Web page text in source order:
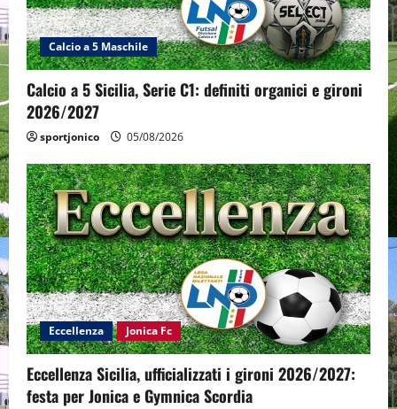
Calcio a 5 Maschile
Calcio a 5 Sicilia, Serie C1: definiti organici e gironi
2026/2027
sportjonico 05/08/2026
Eccellenza Jonica Fc
Eccellenza Sicilia, ufficializzati i gironi 2026/2027:
festa per Jonica e Gymnica Scordia